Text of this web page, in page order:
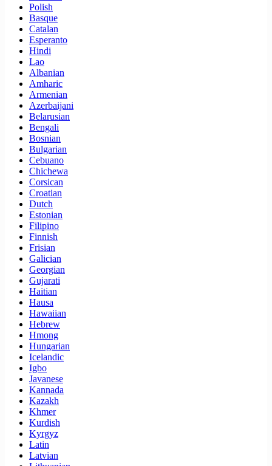
Polish
Basque
Catalan
Esperanto
Hindi
Lao
Albanian
Amharic
Armenian
Azerbaijani
Belarusian
Bengali
Bosnian
Bulgarian
Cebuano
Chichewa
Corsican
Croatian
Dutch
Estonian
Filipino
Finnish
Frisian
Galician
Georgian
Gujarati
Haitian
Hausa
Hawaiian
Hebrew
Hmong
Hungarian
Icelandic
Igbo
Javanese
Kannada
Kazakh
Khmer
Kurdish
Kyrgyz
Latin
Latvian